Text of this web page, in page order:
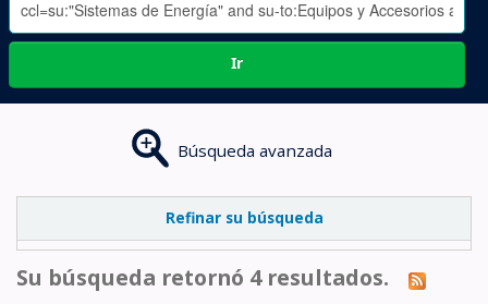
Ir
Búsqueda avanzada
Refinar su búsqueda
Su búsqueda retornó 4 resultados.